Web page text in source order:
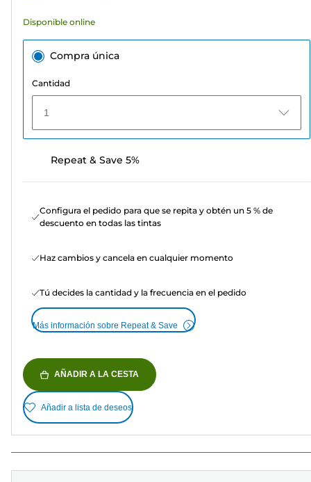
Disponible online
Compra única
Cantidad
1
Repeat & Save 5%
Configura el pedido para que se repita y obtén un 5 % de
descuento en todas las tintas
Haz cambios y cancela en cualquier momento
Tú decides la cantidad y la frecuencia en el pedido
Más información sobre Repeat & Save
AÑADIR A LA CESTA
Añadir a lista de deseos